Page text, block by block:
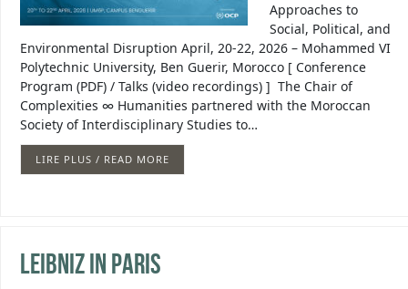
Approaches to
Social, Political, and
Environmental Disruption April, 20-22, 2026 – Mohammed VI
Polytechnic University, Ben Guerir, Morocco [ Conference
Program (PDF) / Talks (video recordings) ] The Chair of
Complexities ∞ Humanities partnered with the Moroccan
Society of Interdisciplinary Studies to…
LIRE PLUS / READ MORE
Leibniz in Paris